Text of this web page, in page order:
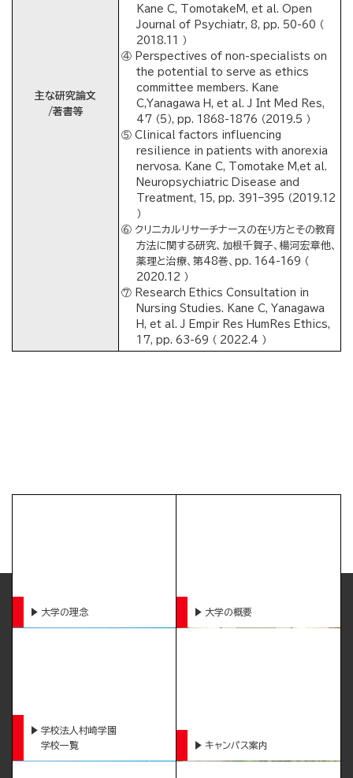
主な研究論文
/著書等
Kane C, TomotakeM, et al. Open
Journal of Psychiatr, 8, pp. 50-60 （
2018.11 ）
④ Perspectives of non-specialists on
the potential to serve as ethics
committee members. Kane
C,Yanagawa H, et al. J Int Med Res,
47 （5）, pp. 1868-1876 （2019.5 ）
⑤ Clinical factors influencing
resilience in patients with anorexia
nervosa. Kane C, Tomotake M,et al.
Neuropsychiatric Disease and
Treatment, 15, pp. 391–395 （2019.12
）
⑥ クリニカルリサーチナースの在り方とその教育
方法に関する研究、加根千賀子、楊河宏章他、
薬理と治療、第48巻、pp. 164-169 （
2020.12 ）
⑦ Research Ethics Consultation in
Nursing Studies. Kane C, Yanagawa
H, et al. J Empir Res HumRes Ethics,
17, pp. 63-69 （ 2022.4 ）
大学の理念 大学の概要
学校法人村崎学園
学校一覧
キャンパス案内